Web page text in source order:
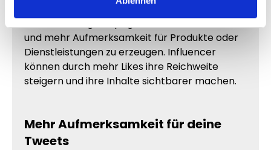
Unternehmen nutzen Twitter Likes häufig, um
ihre Marketingkampagnen zu unterstützen
und mehr Aufmerksamkeit für Produkte oder
Dienstleistungen zu erzeugen. Influencer
können durch mehr Likes ihre Reichweite
steigern und ihre Inhalte sichtbarer machen.
Mehr Aufmerksamkeit für deine
Tweets